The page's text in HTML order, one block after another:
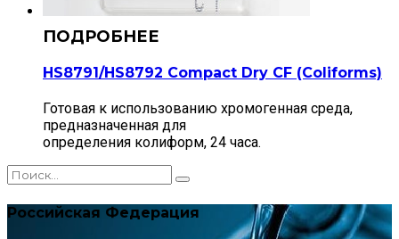
HS8791/HS8792 Compact Dry CF (Сoliforms)
Готовая к использованию хромогенная среда,
предназначенная для
определения колиформ, 24 часа.
Российская Федерация